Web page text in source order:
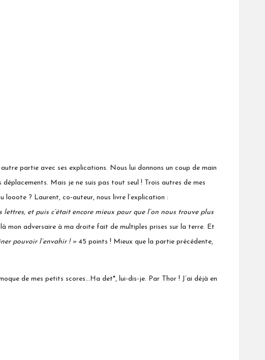
partie avec ses explications. Nous lui donnons un coup de main
Mais je ne suis pas tout seul ! Trois autres de mes
? Laurent, co-auteur, nous livre l’explication :
et puis c’était encore mieux pour que l’on nous trouve plus
mon adversaire à ma droite fait de multiples prises sur la terre. Et
pouvoir l’envahir ! » 45 points ! Mieux que la partie précédente,
de mes petits scores…Ha det*, lui-dis-je. Par Thor ! J’ai déjà en